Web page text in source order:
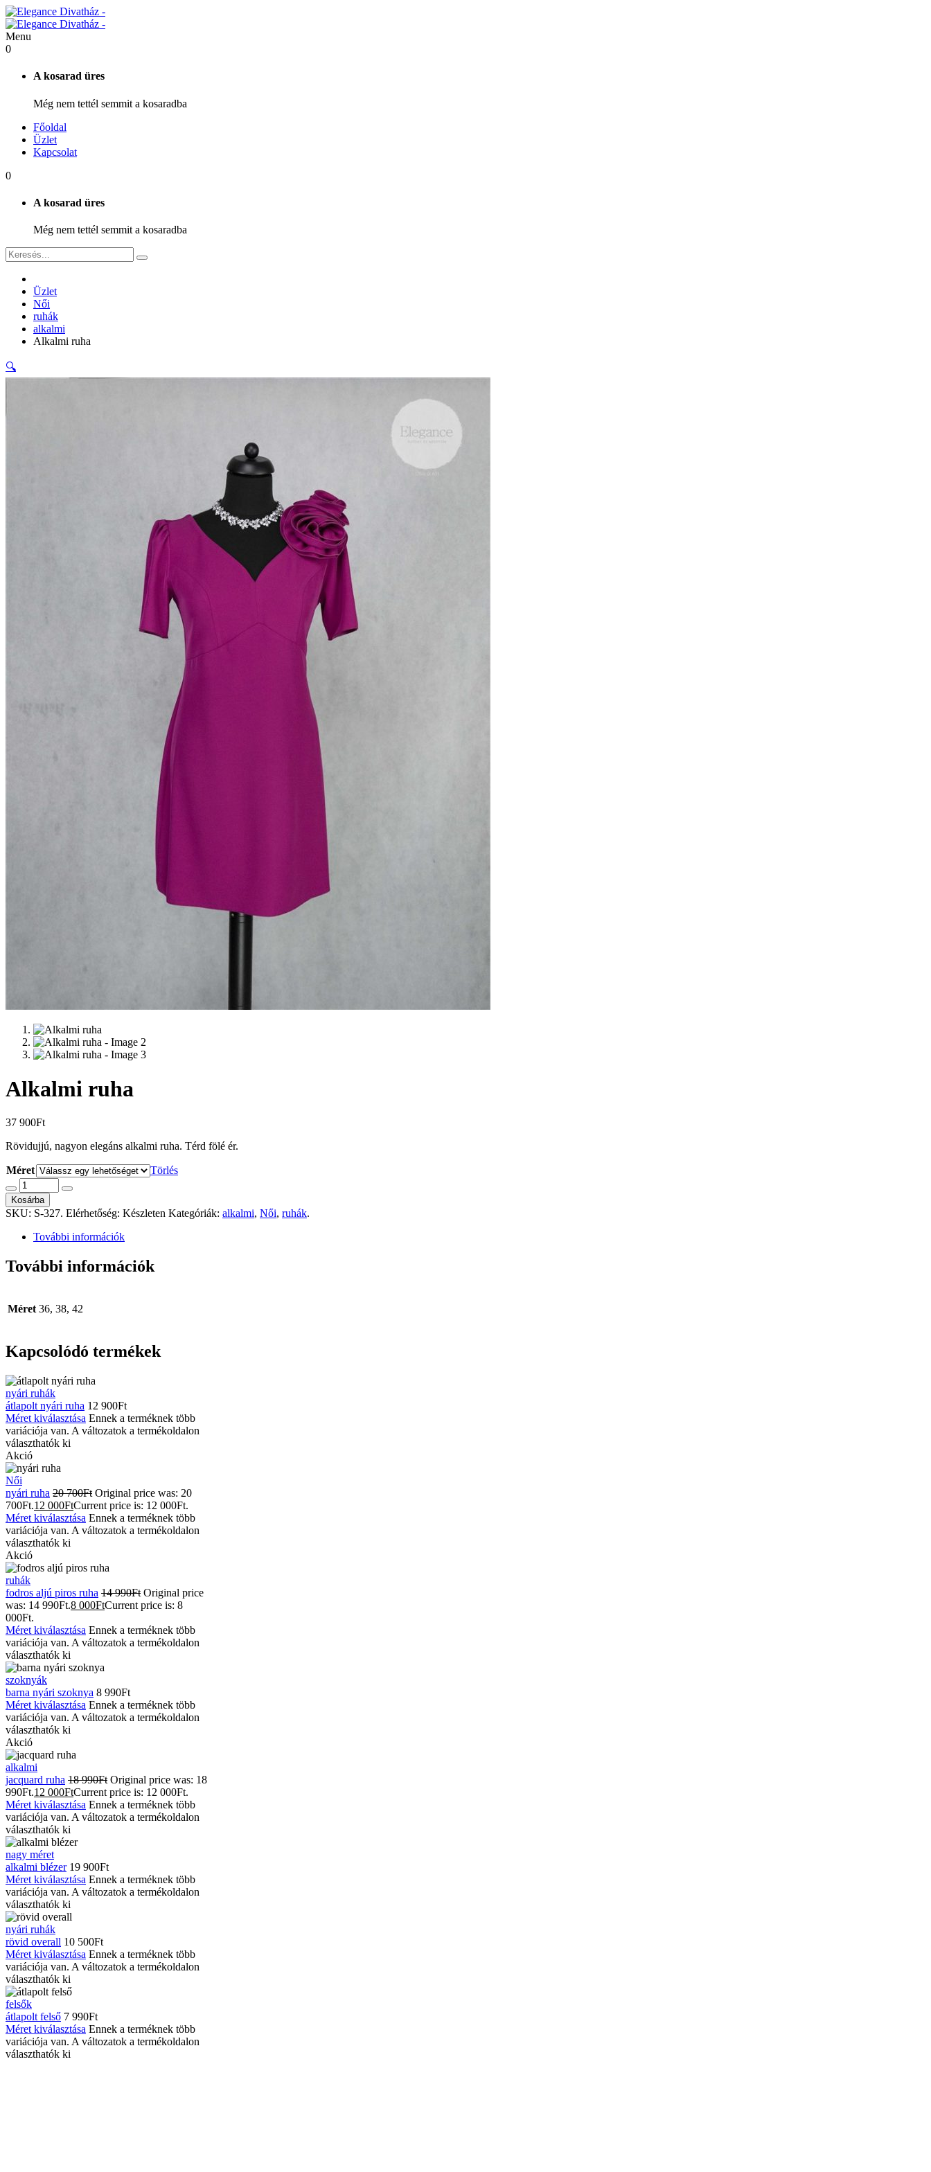
Menu
0
A kosarad üres
Még nem tettél semmit a kosaradba
Főoldal
Üzlet
Kapcsolat
0
A kosarad üres
Még nem tettél semmit a kosaradba
Üzlet
Női
ruhák
alkalmi
Alkalmi ruha
🔍
Alkalmi ruha
37 900Ft
Rövidujjú, nagyon elegáns alkalmi ruha. Térd fölé ér.
Méret Törlés
Kosárba
SKU: S-327. Elérhetőség: Készleten Kategóriák: alkalmi, Női, ruhák.
További információk
További információk
Méret 36, 38, 42
Kapcsolódó termékek
nyári ruhák
átlapolt nyári ruha 12 900Ft
Méret kiválasztása Ennek a terméknek több
variációja van. A változatok a termékoldalon
választhatók ki
Akció
Női
nyári ruha 20 700Ft Original price was: 20
700Ft.12 000FtCurrent price is: 12 000Ft.
Méret kiválasztása Ennek a terméknek több
variációja van. A változatok a termékoldalon
választhatók ki
Akció
ruhák
fodros aljú piros ruha 14 990Ft Original price
was: 14 990Ft.8 000FtCurrent price is: 8
000Ft.
Méret kiválasztása Ennek a terméknek több
variációja van. A változatok a termékoldalon
választhatók ki
szoknyák
barna nyári szoknya 8 990Ft
Méret kiválasztása Ennek a terméknek több
variációja van. A változatok a termékoldalon
választhatók ki
Akció
alkalmi
jacquard ruha 18 990Ft Original price was: 18
990Ft.12 000FtCurrent price is: 12 000Ft.
Méret kiválasztása Ennek a terméknek több
variációja van. A változatok a termékoldalon
választhatók ki
nagy méret
alkalmi blézer 19 900Ft
Méret kiválasztása Ennek a terméknek több
variációja van. A változatok a termékoldalon
választhatók ki
nyári ruhák
rövid overall 10 500Ft
Méret kiválasztása Ennek a terméknek több
variációja van. A változatok a termékoldalon
választhatók ki
felsők
átlapolt felső 7 990Ft
Méret kiválasztása Ennek a terméknek több
variációja van. A változatok a termékoldalon
választhatók ki